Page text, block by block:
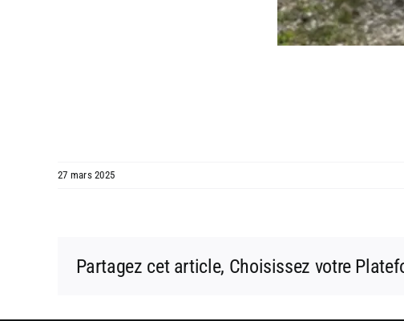
27 mars 2025
Partagez cet article, Choisissez votre